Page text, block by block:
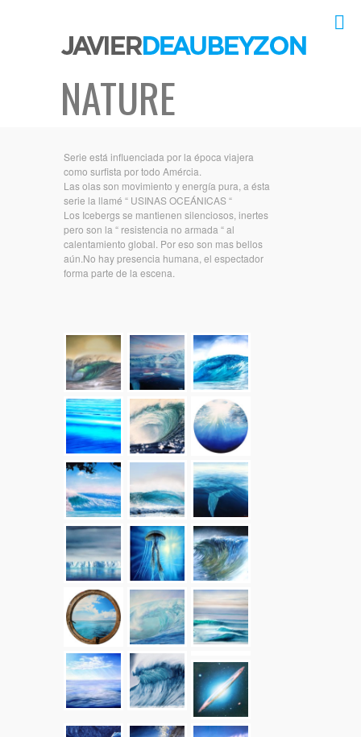
NATURE
Serie está influenciada por la época viajera
como surfista por todo Amércia.
Las olas son movimiento y energía pura, a ésta
serie la llamé “ USINAS OCEÁNICAS “
Los Icebergs se mantienen silenciosos, inertes
pero son la “ resistencia no armada “ al
calentamiento global. Por eso son mas bellos
aún.No hay presencia humana, el espectador
forma parte de la escena.